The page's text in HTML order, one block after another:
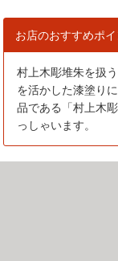
村上木彫堆朱を扱
を活かした漆塗り
品である「村上木
っしゃいます。
お店のおすすめポイ